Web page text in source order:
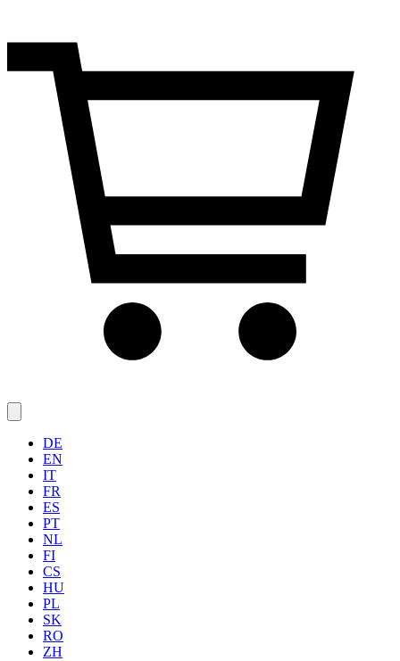
DE
EN
IT
FR
ES
PT
NL
FI
CS
HU
PL
SK
RO
ZH